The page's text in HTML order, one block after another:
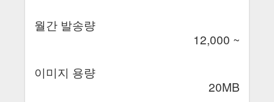
월간 발송량
12,000 ~
이미지 용량
20MB